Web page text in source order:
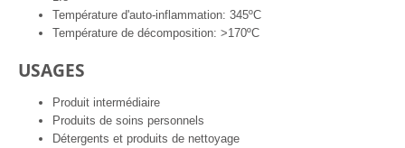
Température d'auto-inflammation: 345ºC
Température de décomposition: >170ºC
USAGES
Produit intermédiaire
Produits de soins personnels
Détergents et produits de nettoyage